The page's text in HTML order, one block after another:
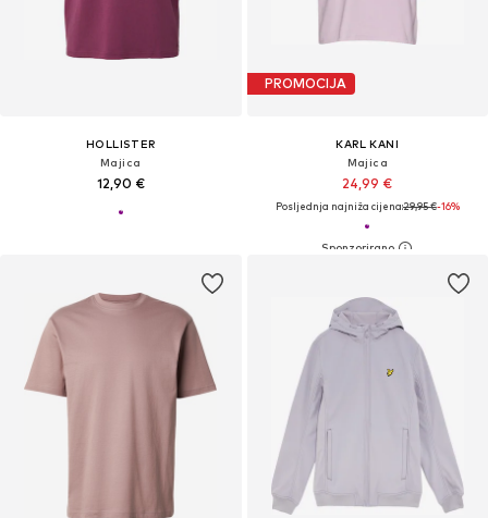
HOLLISTER
Majica
12,90 €
PROMOCIJA
KARL KANI
Majica
24,99 €
Posljednja najniža cijena:29,95 €-16%